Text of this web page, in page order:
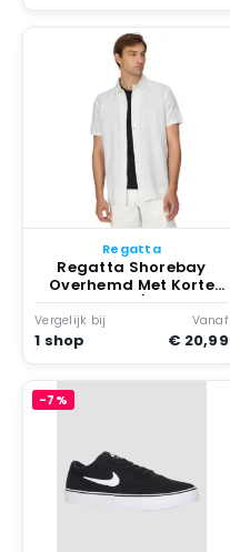
Regatta
Regatta Shorebay
Overhemd Met Korte
Mouwen Whi / Dkdnmstr
Vergelijk bij
1 shop
Vanaf
€ 20,99
-7%